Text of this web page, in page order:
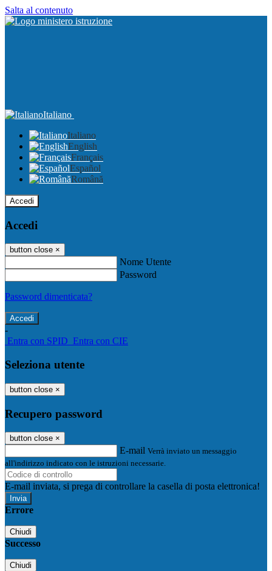
Salta al contenuto
Italiano
Italiano
English
Français
Español
Română
Accedi
Accedi
button close ×
Nome Utente
Password
Password dimenticata?
-
Entra con SPID Entra con CIE
Seleziona utente
button close ×
Recupero password
button close ×
E-mail Verrà inviato un messaggio
all'indirizzo indicato con le istruzioni necessarie.
E-mail inviata, si prega di controllare la casella di posta elettronica!
Errore
Chiudi
Successo
Chiudi